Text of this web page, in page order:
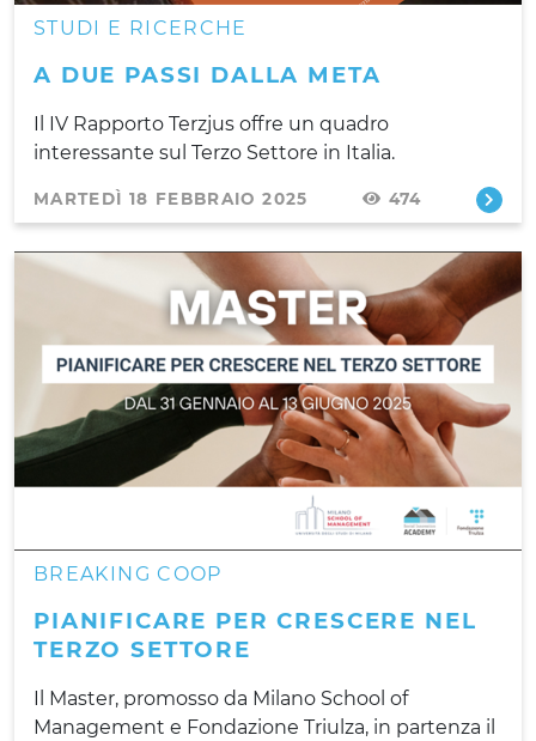
STUDI E RICERCHE
A DUE PASSI DALLA META
Il IV Rapporto Terzjus offre un quadro
interessante sul Terzo Settore in Italia.
MARTEDÌ 18 FEBBRAIO 2025 474
BREAKING COOP
PIANIFICARE PER CRESCERE NEL
TERZO SETTORE
Il Master, promosso da Milano School of
Management e Fondazione Triulza, in partenza il